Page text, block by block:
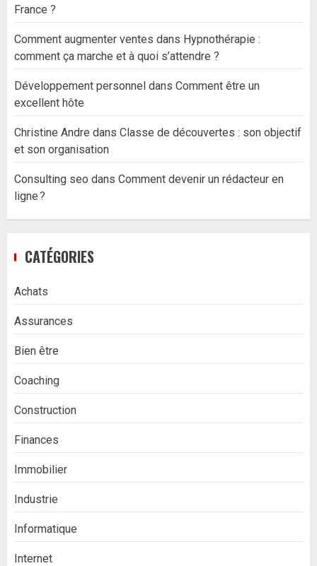
France ?
Comment augmenter ventes dans Hypnothérapie :
comment ça marche et à quoi s’attendre ?
Développement personnel dans Comment être un
excellent hôte
Christine Andre dans Classe de découvertes : son objectif
et son organisation
Consulting seo dans Comment devenir un rédacteur en
ligne ?
CATÉGORIES
Achats
Assurances
Bien être
Coaching
Construction
Finances
Immobilier
Industrie
Informatique
Internet